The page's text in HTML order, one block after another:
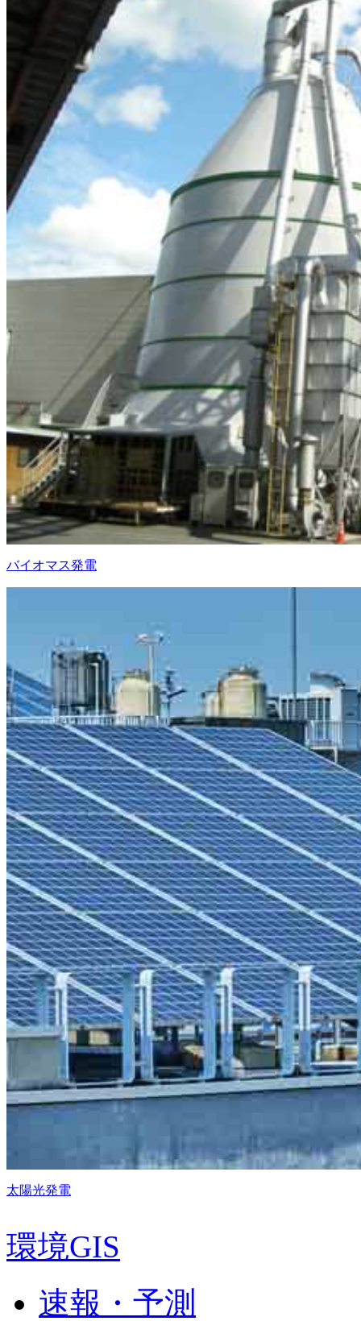
バイオマス発電
太陽光発電
環境GIS
速報・予測